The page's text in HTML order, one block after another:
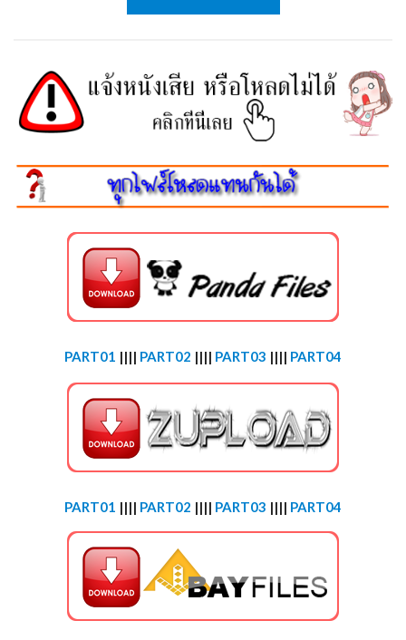
PART01 |||| PART02 |||| PART03 |||| PART04
PART01 |||| PART02 |||| PART03 |||| PART04